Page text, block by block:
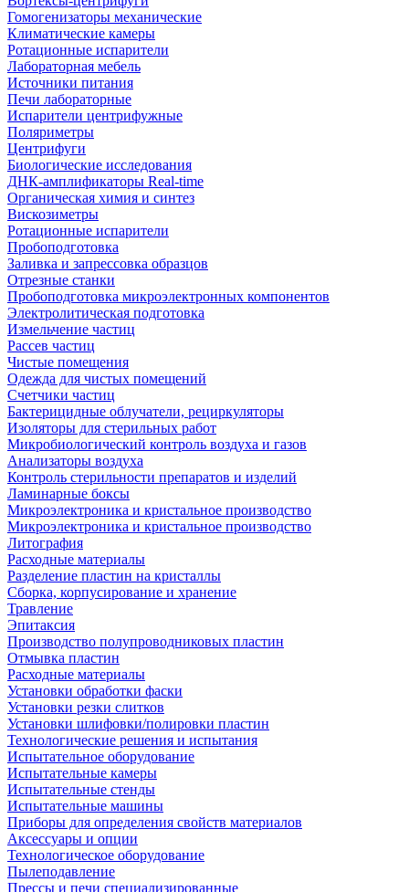
Гомогенизаторы механические
Климатические камеры
Ротационные испарители
Лабораторная мебель
Источники питания
Печи лабораторные
Испарители центрифужные
Поляриметры
Центрифуги
Биологические исследования
ДНК-амплификаторы Real-time
Органическая химия и синтез
Вискозиметры
Ротационные испарители
Пробоподготовка
Заливка и запрессовка образцов
Отрезные станки
Пробоподготовка микроэлектронных компонентов
Электролитическая подготовка
Измельчение частиц
Рассев частиц
Чистые помещения
Одежда для чистых помещений
Счетчики частиц
Бактерицидные облучатели, рециркуляторы
Изоляторы для стерильных работ
Микробиологический контроль воздуха и газов
Анализаторы воздуха
Контроль стерильности препаратов и изделий
Ламинарные боксы
Микроэлектроника и кристальное производство
Микроэлектроника и кристальное производство
Литография
Расходные материалы
Разделение пластин на кристаллы
Сборка, корпусирование и хранение
Травление
Эпитаксия
Производство полупроводниковых пластин
Отмывка пластин
Расходные материалы
Установки обработки фаски
Установки резки слитков
Установки шлифовки/полировки пластин
Технологические решения и испытания
Испытательное оборудование
Испытательные камеры
Испытательные стенды
Испытательные машины
Приборы для определения свойств материалов
Аксессуары и опции
Технологическое оборудование
Пылеподавление
Прессы и печи специализированные